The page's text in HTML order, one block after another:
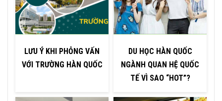
LƯU Ý KHI PHỎNG VẤN
VỚI TRƯỜNG HÀN QUỐC
DU HỌC HÀN QUỐC
NGÀNH QUAN HỆ QUỐC
TẾ VÌ SAO “HOT”?